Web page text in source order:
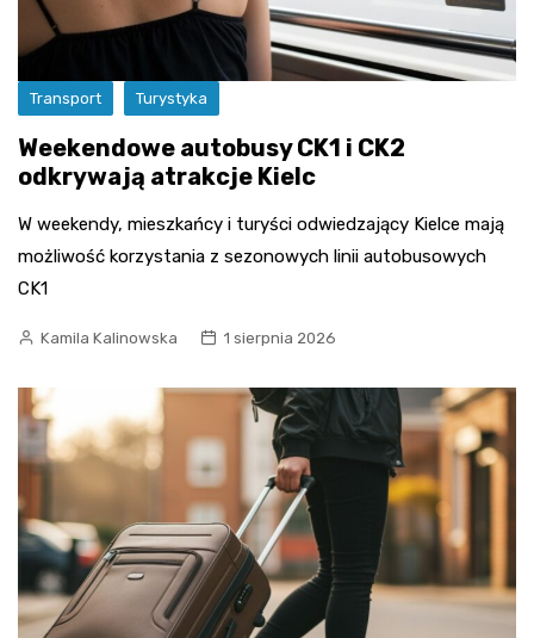
Transport Turystyka
Weekendowe autobusy CK1 i CK2
odkrywają atrakcje Kielc
W weekendy, mieszkańcy i turyści odwiedzający Kielce mają
możliwość korzystania z sezonowych linii autobusowych
CK1
Kamila Kalinowska 1 sierpnia 2026